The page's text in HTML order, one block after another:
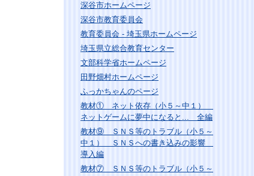
深谷市ホームページ
深谷市教育委員会
教育委員会 - 埼玉県ホームページ
埼玉県立総合教育センター
文部科学省ホームページ
田野畑村ホームページ
ふっかちゃんのページ
教材① ネット依存（小５～中１）
ネットゲームに夢中になると... 全編
教材⑨ ＳＮＳ等のトラブル（小５～
中１） ＳＮＳへの書き込みの影響
導入編
教材⑦ ＳＮＳ等のトラブル（小５～